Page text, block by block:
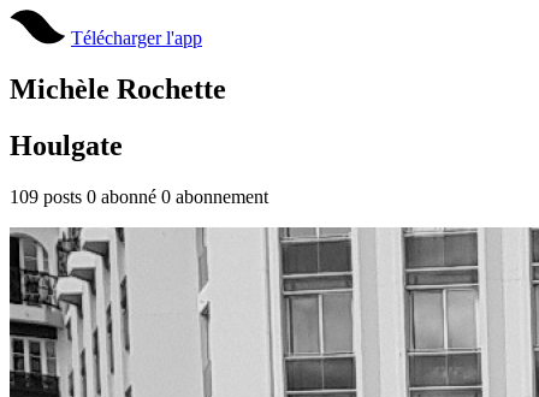
Télécharger l'app
Michèle Rochette
Houlgate
109 posts 0 abonné 0 abonnement